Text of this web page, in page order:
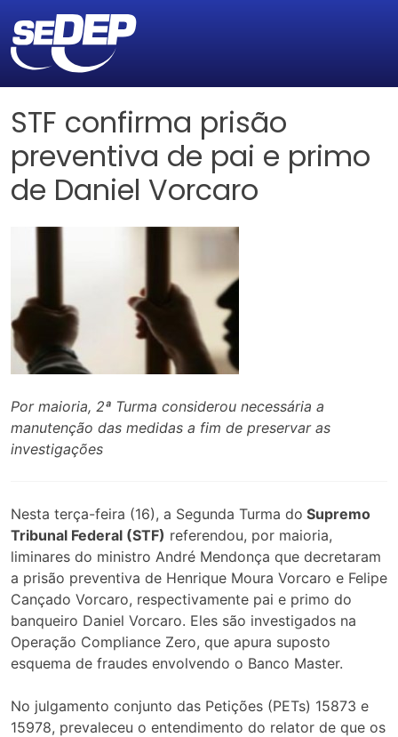
STF confirma prisão
preventiva de pai e primo
de Daniel Vorcaro
Por maioria, 2ª Turma considerou necessária a
manutenção das medidas a fim de preservar as
investigações
Nesta terça-feira (16), a Segunda Turma do Supremo
Tribunal Federal (STF) referendou, por maioria,
liminares do ministro André Mendonça que decretaram
a prisão preventiva de Henrique Moura Vorcaro e Felipe
Cançado Vorcaro, respectivamente pai e primo do
banqueiro Daniel Vorcaro. Eles são investigados na
Operação Compliance Zero, que apura suposto
esquema de fraudes envolvendo o Banco Master.
No julgamento conjunto das Petições (PETs) 15873 e
15978, prevaleceu o entendimento do relator de que os